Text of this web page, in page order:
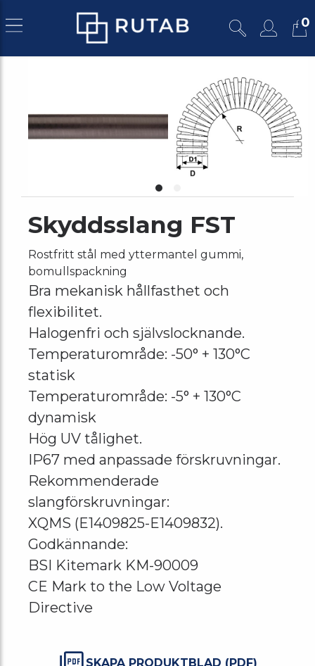
0
Skyddsslang FST
Rostfritt stål med yttermantel gummi,
bomullspackning
Bra mekanisk hållfasthet och
flexibilitet.
Halogenfri och självslocknande.
Temperaturområde: -50° + 130°C
statisk
Temperaturområde: -5° + 130°C
dynamisk
Hög UV tålighet.
IP67 med anpassade förskruvningar.
Rekommenderade
slangförskruvningar:
XQMS (E1409825-E1409832).
Godkännande:
BSI Kitemark KM-90009
CE Mark to the Low Voltage
Directive
SKAPA PRODUKTBLAD (PDF)